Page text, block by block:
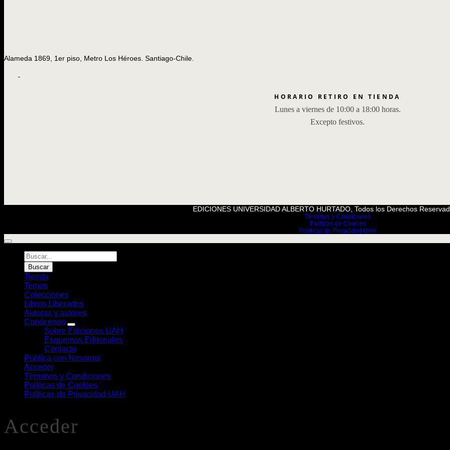
Alameda 1869, 1er piso, Metro Los Héroes. Santiago-Chile.
HORARIO RETIRO EN TIENDA
Lunes a viernes de 10:00 a 18:00 horas.
Excepto festivos.
EDICIONES UNIVERSIDAD ALBERTO HURTADO, Todos los Derechos
Términos y Condiciones
Políticas de Cookies
Políticas de Privacidad UAH
Búsqueda
de
Libros
Buscar
Tienda
Temas
Colecciones
Libros Liberados
Autoras y autores
Conócenos
Sobre Ediciones UAH
Esquemas Editoriales
Contacto
Publica con Nosotros
Acceder
Términos y Condiciones
Políticas de Cookies
Políticas de Privacidad UAH
Acceder